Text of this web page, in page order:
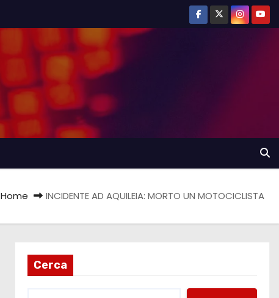
Home INCIDENTE AD AQUILEIA: MORTO UN MOTOCICLISTA
Cerca